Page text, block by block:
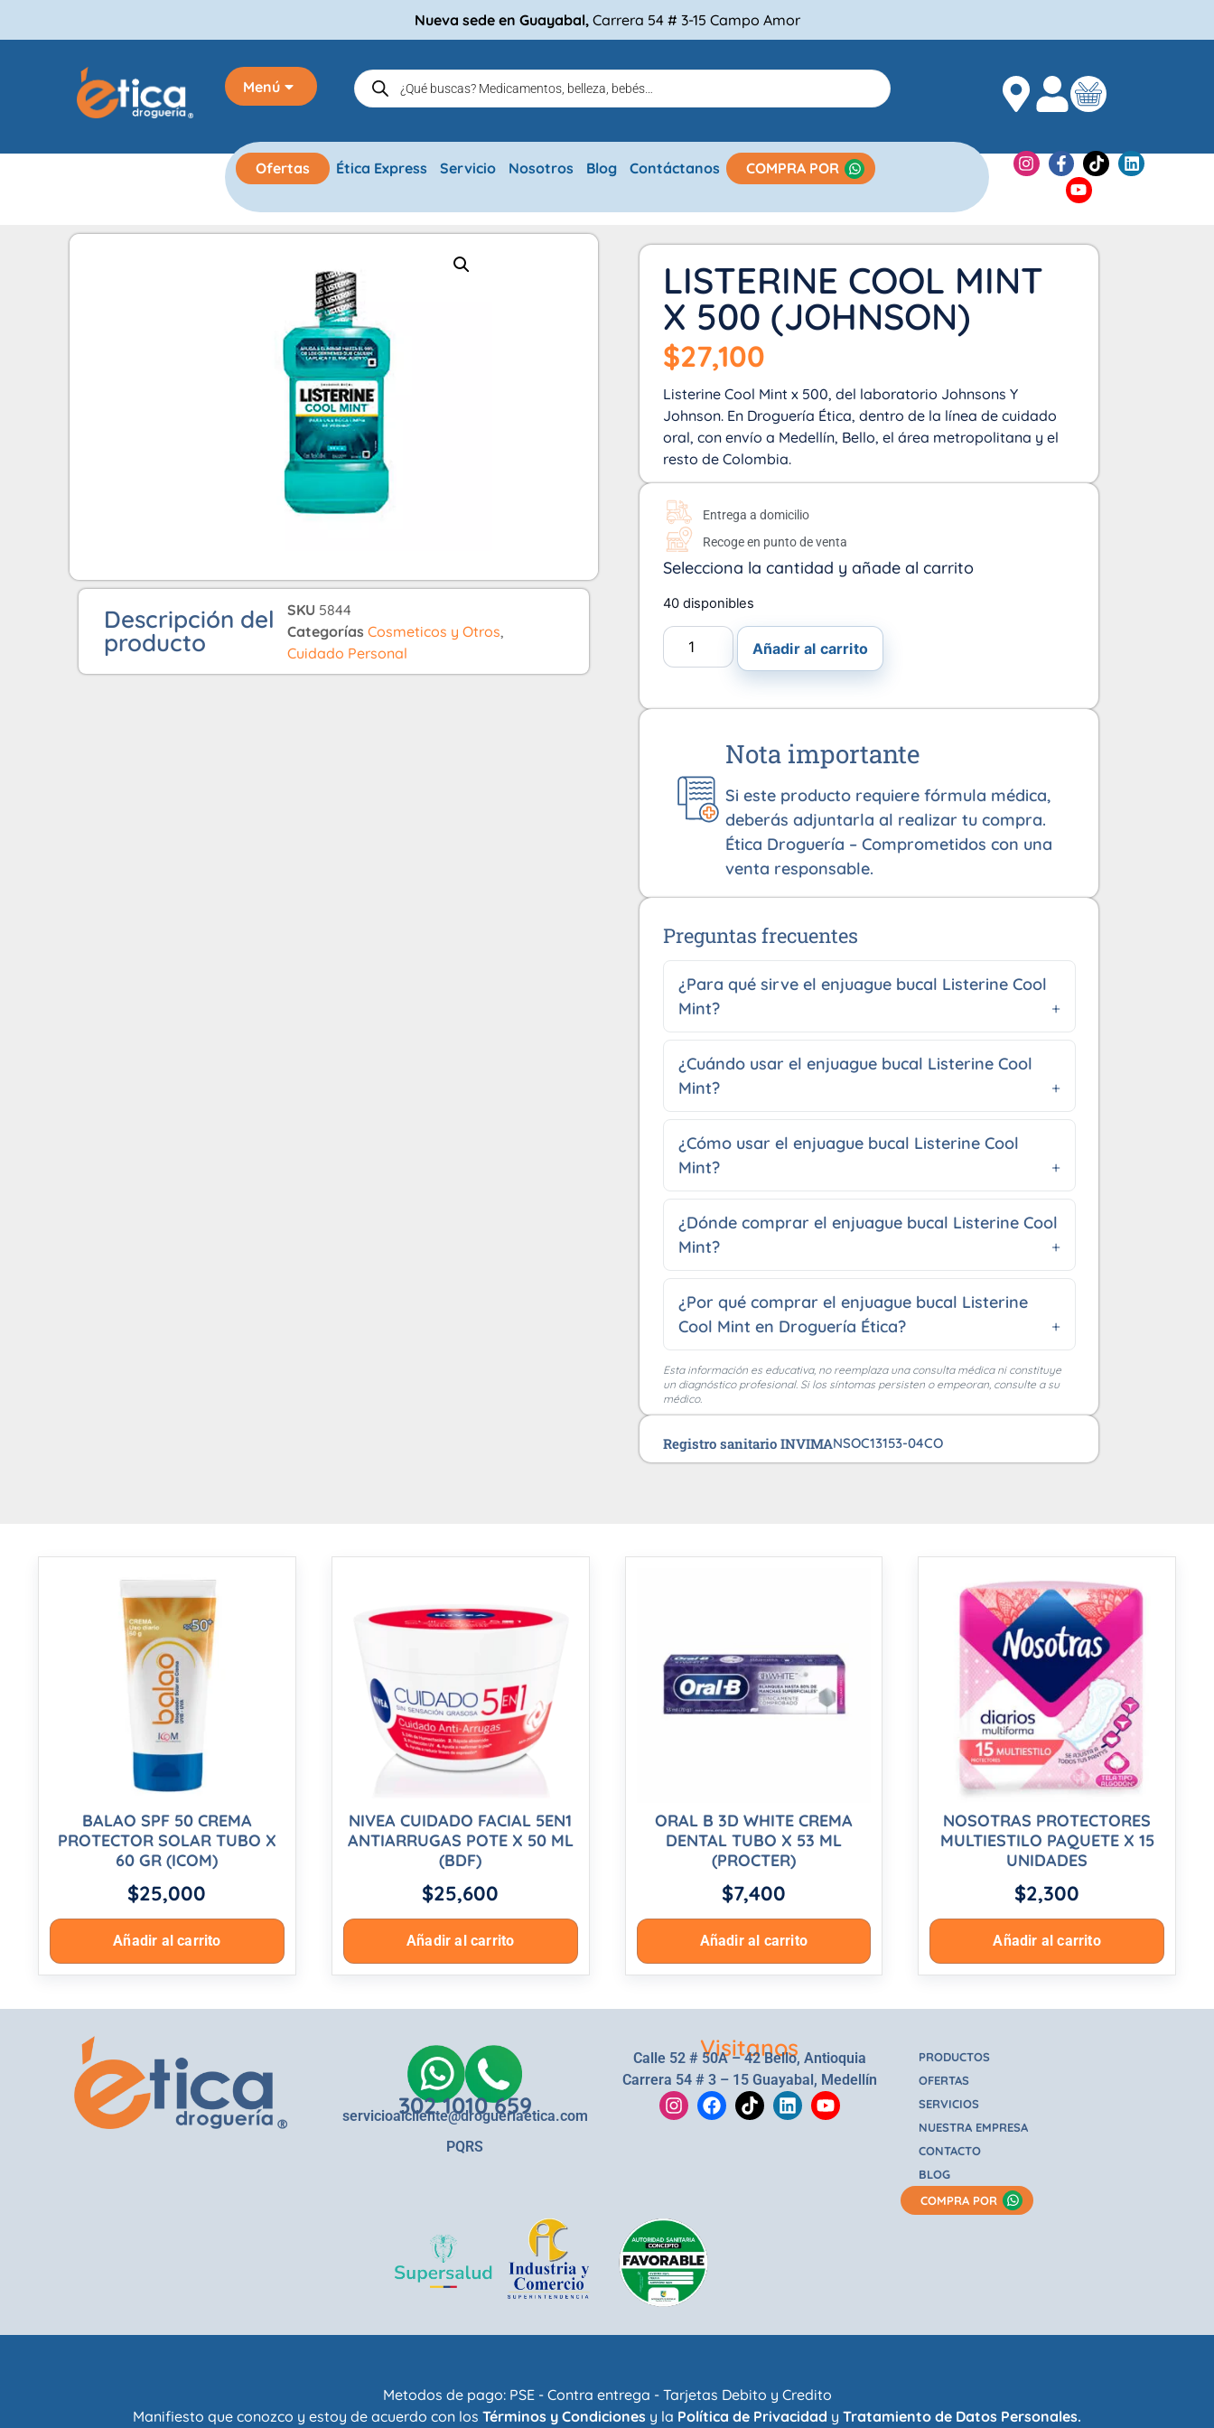
Nueva sede en Guayabal, Carrera 54 # 3-15 Campo Amor
Menú
Ofertas Ética Express Servicio Nosotros Blog Contáctanos COMPRA POR
Descripción del
producto
SKU 5844
Categorías Cosmeticos y Otros,
Cuidado Personal
LISTERINE COOL MINT
X 500 (JOHNSON)
$27,100
Listerine Cool Mint x 500, del laboratorio Johnsons Y
Johnson. En Droguería Ética, dentro de la línea de cuidado
oral, con envío a Medellín, Bello, el área metropolitana y el
resto de Colombia.
Entrega a domicilio
Recoge en punto de venta
Selecciona la cantidad y añade al carrito
40 disponibles
Añadir al carrito
Nota importante
Si este producto requiere fórmula médica,
deberás adjuntarla al realizar tu compra.
Ética Droguería – Comprometidos con una
venta responsable.
Preguntas frecuentes
¿Para qué sirve el enjuague bucal Listerine Cool
Mint?
¿Cuándo usar el enjuague bucal Listerine Cool
Mint?
¿Cómo usar el enjuague bucal Listerine Cool
Mint?
¿Dónde comprar el enjuague bucal Listerine Cool
Mint?
¿Por qué comprar el enjuague bucal Listerine
Cool Mint en Droguería Ética?
Esta información es educativa, no reemplaza una consulta médica ni constituye
un diagnóstico profesional. Si los síntomas persisten o empeoran, consulte a su
médico.
Registro sanitario INVIMANSOC13153-04CO
BALAO SPF 50 CREMA
PROTECTOR SOLAR TUBO X
60 GR (ICOM)
$25,000
Añadir al carrito
NIVEA CUIDADO FACIAL 5EN1
ANTIARRUGAS POTE X 50 ML
(BDF)
$25,600
Añadir al carrito
ORAL B 3D WHITE CREMA
DENTAL TUBO X 53 ML
(PROCTER)
$7,400
Añadir al carrito
NOSOTRAS PROTECTORES
MULTIESTILO PAQUETE X 15
UNIDADES
$2,300
Añadir al carrito
302 1010 659
servicioalcliente@drogueriaetica.com
PQRS
Visitanos
Calle 52 # 50A – 42 Bello, Antioquia
Carrera 54 # 3 – 15 Guayabal, Medellín
PRODUCTOS
OFERTAS
SERVICIOS
NUESTRA EMPRESA
CONTACTO
BLOG
COMPRA POR
Metodos de pago: PSE - Contra entrega - Tarjetas Debito y Credito
Manifiesto que conozco y estoy de acuerdo con los Términos y Condiciones y la Política de Privacidad y Tratamiento de Datos Personales.